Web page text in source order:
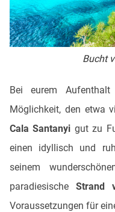
Bucht
Bei eurem
Möglichkeit, den etwa
Cala Santanyi gut zu
einen idyllisch und
seinem
paradiesische Strand
Voraussetzungen für